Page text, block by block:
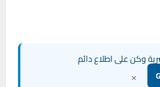
وكن على اطلاع دائم
×